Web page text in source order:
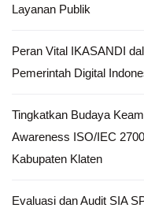
Layanan Publik
Peran Vital IKASANDI
Pemerintah Digital
Tingkatkan Budaya
Awareness ISO/IEC
Kabupaten Klaten
Evaluasi dan Audit SIA